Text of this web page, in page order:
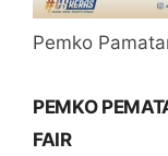
Pemko
PEMKO
FAIR